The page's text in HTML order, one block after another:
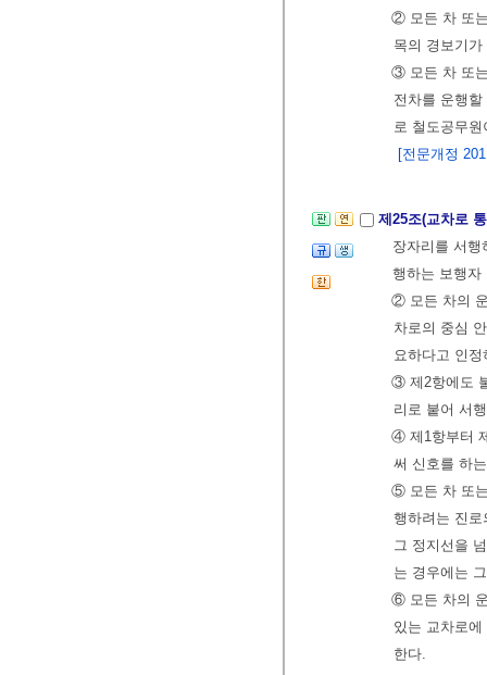
② 모든 차 또
목의 경보기
③ 모든 차 또
전차를 운행
로 철도공무
[전문개정
제25조(교차로
장자리를 서
행하는 보행
② 모든 차의
차로의 중심
요하다고 인
③ 제2항에도
리로 붙어 서
④ 제1항부터
써 신호를 하
⑤ 모든 차 또
행하려는 진
그 정지선을
는 경우에는
⑥ 모든 차의
있는 교차로
한다.